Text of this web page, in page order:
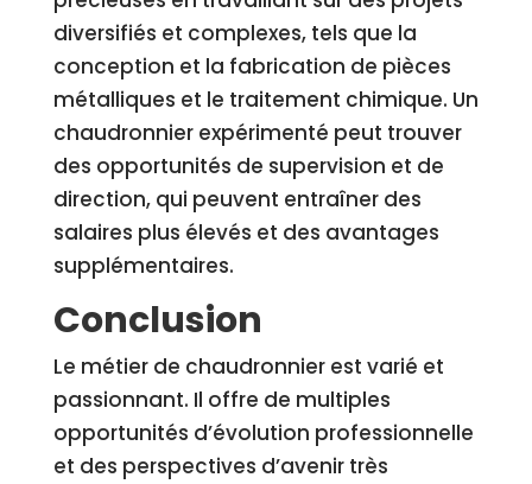
diversifiés et complexes, tels que la
conception et la fabrication de pièces
métalliques et le traitement chimique. Un
chaudronnier expérimenté peut trouver
des opportunités de supervision et de
direction, qui peuvent entraîner des
salaires plus élevés et des avantages
supplémentaires.
Conclusion
Le métier de chaudronnier est varié et
passionnant. Il offre de multiples
opportunités d’évolution professionnelle
et des perspectives d’avenir très